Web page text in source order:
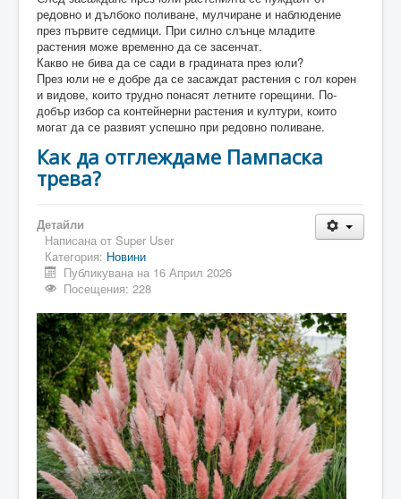
редовно и дълбоко поливане, мулчиране и наблюдение
през първите седмици. При силно слънце младите
растения може временно да се засенчат.
Какво не бива да се сади в градината през юли?
През юли не е добре да се засаждат растения с гол корен
и видове, които трудно понасят летните горещини. По-
добър избор са контейнерни растения и култури, които
могат да се развият успешно при редовно поливане.
Как да отглеждаме Пампаска
трева?
Детайли
Написана от Super User
Категория: Новини
Публикувана на 16 Април 2026
Посещения: 228